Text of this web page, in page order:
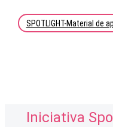
SPOTLIGHT-Material de
Iniciativa